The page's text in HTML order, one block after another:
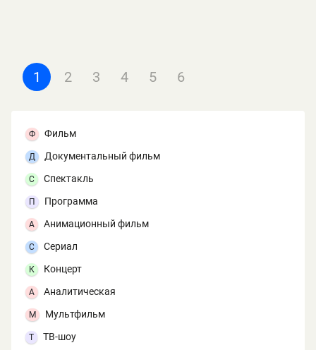
1 2 3 4 5 6
Ф Фильм
Д Документальный фильм
С Спектакль
П Программа
А Анимационный фильм
С Сериал
К Концерт
А Аналитическая
М Мультфильм
Т ТВ-шоу